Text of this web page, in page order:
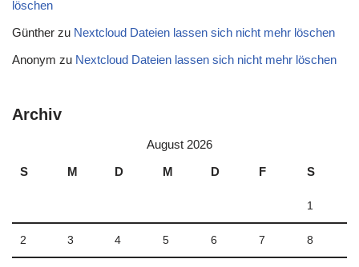
löschen
Günther zu Nextcloud Dateien lassen sich nicht mehr löschen
Anonym zu Nextcloud Dateien lassen sich nicht mehr löschen
Archiv
August 2026
S
M D M D F S
1
2 3 4 5 6 7 8